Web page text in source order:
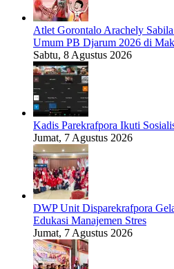
Atlet Gorontalo Arachely
Umum PB Djarum 2026 di
Sabtu, 8 Agustus 2026
Kadis Parekrafpora Ikuti
Jumat, 7 Agustus 2026
DWP Unit Disparekrafpora
Edukasi Manajemen Stres
Jumat, 7 Agustus 2026